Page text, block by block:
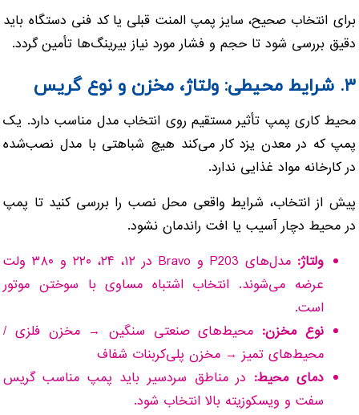
برای انتخاب صحیح، سایز پمپ المنت قبلی یا کد فنی دستگاه باید
دقیق بررسی شود تا حجم و فشار مورد نیاز بیرینگ‌ها تأمین گردد.
۳. شرایط محیطی: ولتاژ، مخزن و نوع گریس
محیط کاری پمپ تأثیر مستقیم روی انتخاب مدل مناسب دارد. یک
پمپ که در معدن یزد کار می‌کند هیچ شباهتی با مدل نصب‌شده
در کارخانه مواد غذایی ندارد.
پیش از انتخاب، شرایط واقعی محل نصب را بررسی کنید تا پمپ
در محیط دچار آسیب یا افت راندمان نشود.
ولتاژ:
مدل‌های P203 و Bravo در ۱۲، ۲۴، ۲۲۰ و ۳۸۰ ولت
عرضه می‌شوند. انتخاب اشتباه مساوی با سوختن موتور
است.
نوع مخزن: محیط‌های صنعتی سنگین → مخزن فلزی /
محیط‌های تمیز → مخزن پلی‌کربنات شفاف
دمای محیط: در مناطق سردسیر باید پمپ مناسب گریس
سفت و ویسکوزیته بالا انتخاب شود.